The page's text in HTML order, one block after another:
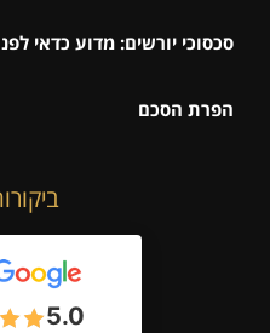
סכסוכי יורשים: מדוע כדאי
הפרת הסכם
5.0